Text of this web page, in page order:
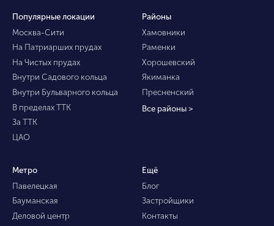
Популярные локации
Москва-Сити
На Патриарших прудах
На Чистых прудах
Внутри Садового кольца
Внутри Бульварного кольца
В пределах ТТК
За ТТК
ЦАО
Районы
Хамовники
Раменки
Хорошевский
Якиманка
Пресненский
Все районы >
Метро
Павелецкая
Бауманская
Деловой центр
Ещё
Блог
Застройщики
Контакты